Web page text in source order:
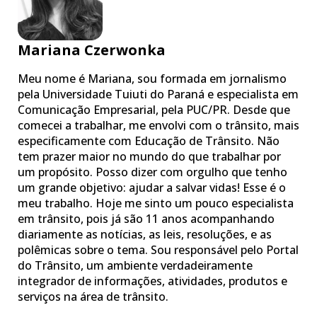
Mariana Czerwonka
Meu nome é Mariana, sou formada em jornalismo
pela Universidade Tuiuti do Paraná e especialista em
Comunicação Empresarial, pela PUC/PR. Desde que
comecei a trabalhar, me envolvi com o trânsito, mais
especificamente com Educação de Trânsito. Não
tem prazer maior no mundo do que trabalhar por
um propósito. Posso dizer com orgulho que tenho
um grande objetivo: ajudar a salvar vidas! Esse é o
meu trabalho. Hoje me sinto um pouco especialista
em trânsito, pois já são 11 anos acompanhando
diariamente as notícias, as leis, resoluções, e as
polêmicas sobre o tema. Sou responsável pelo Portal
do Trânsito, um ambiente verdadeiramente
integrador de informações, atividades, produtos e
serviços na área de trânsito.